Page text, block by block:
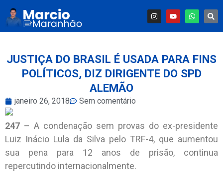
JUSTIÇA DO BRASIL É USADA PARA FINS
POLÍTICOS, DIZ DIRIGENTE DO SPD
ALEMÃO
janeiro 26, 2018 Sem comentário
247 – A condenação sem provas do ex-presidente
Luiz Inácio Lula da Silva pelo TRF-4, que aumentou
sua pena para 12 anos de prisão, continua
repercutindo internacionalmente.